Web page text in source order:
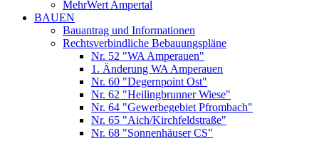
MehrWert Ampertal
BAUEN
Bauantrag und Informationen
Rechtsverbindliche Bebauungspläne
Nr. 52 "WA Amperauen"
1. Änderung WA Amperauen
Nr. 60 "Degernpoint Ost"
Nr. 62 "Heilingbrunner Wiese"
Nr. 64 "Gewerbegebiet Pfrombach"
Nr. 65 "Aich/Kirchfeldstraße"
Nr. 68 "Sonnenhäuser CS"